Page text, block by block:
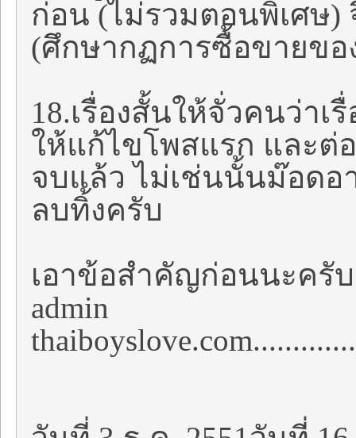
ก่อน (ไม่รวมตอนพิเศษ)
(ศึกษากฏการซื้อขายขอ
18.เรื่องสั้นให้จั่วคนว่า
ให้แก้ไขโพสแรก และต่
จบแล้ว ไม่เช่นนั้นม๊อดอ
ลบทิ้งครับ
เอาข้อสำคัญก่อนนะครั
admin